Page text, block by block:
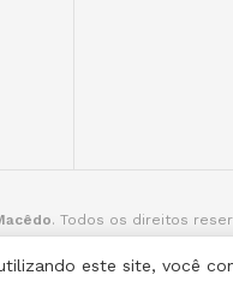
. Todos os direitos
este site, você